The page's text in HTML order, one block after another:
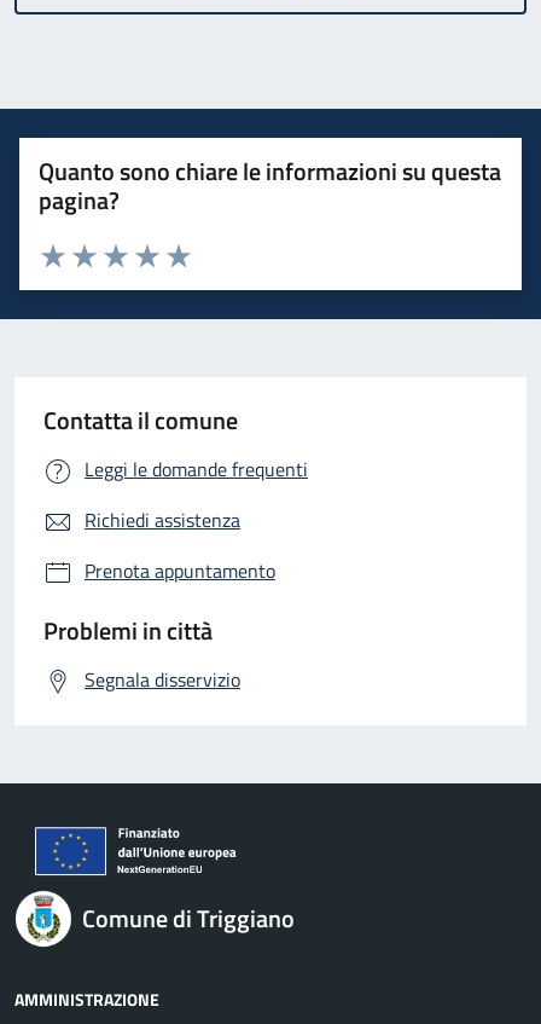
Quanto sono chiare le informazioni su questa
pagina?
Valuta 5 stelle su 5
Valuta 4 stelle su 5
Valuta 3 stelle su 5
Valuta 2 stelle su 5
Valuta 1 stelle su 5
Contatta il comune
Leggi le domande frequenti
Richiedi assistenza
Prenota appuntamento
Problemi in città
Segnala disservizio
Comune di Triggiano
AMMINISTRAZIONE